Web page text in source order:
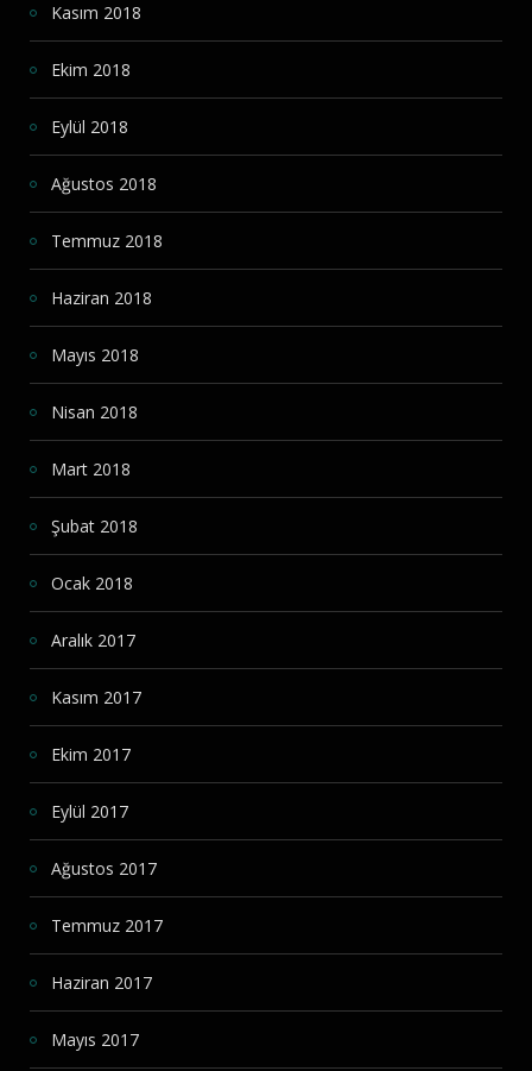
Kasım 2018
Ekim 2018
Eylül 2018
Ağustos 2018
Temmuz 2018
Haziran 2018
Mayıs 2018
Nisan 2018
Mart 2018
Şubat 2018
Ocak 2018
Aralık 2017
Kasım 2017
Ekim 2017
Eylül 2017
Ağustos 2017
Temmuz 2017
Haziran 2017
Mayıs 2017